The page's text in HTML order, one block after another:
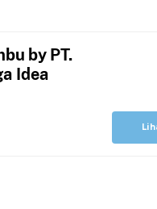
by PT.
Idea